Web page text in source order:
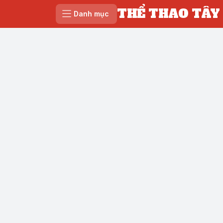
Danh mục THỂ THAO